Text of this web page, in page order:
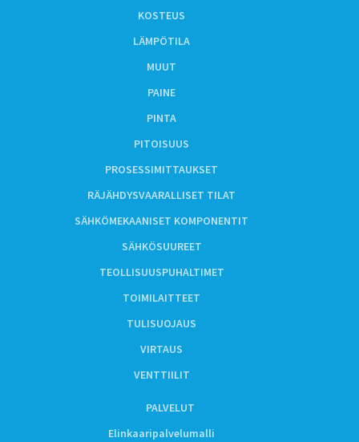
KOSTEUS
LÄMPÖTILA
MUUT
PAINE
PINTA
PITOISUUS
PROSESSIMITTAUKSET
RÄJÄHDYSVAARALLISET TILAT
SÄHKÖMEKAANISET KOMPONENTIT
SÄHKÖSUUREET
TEOLLISUUSPUHALTIMET
TOIMILAITTEET
TULISUOJAUS
VIRTAUS
VENTTIILIT
PALVELUT
Elinkaaripalvelumalli